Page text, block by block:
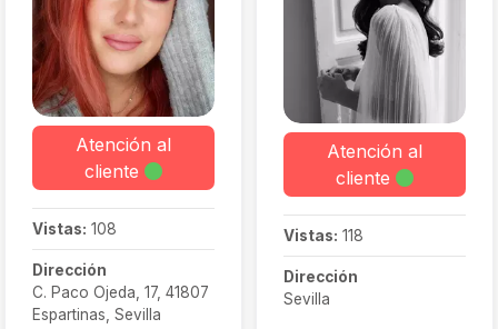
Atención al
cliente
Vistas: 108
Dirección
C. Paco Ojeda, 17, 41807
Espartinas, Sevilla
Atención al
cliente
Vistas: 118
Dirección
Sevilla